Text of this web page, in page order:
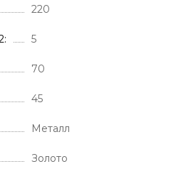
220
5
70
45
Металл
Золото